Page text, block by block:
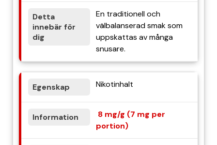
En traditionell och
välbalanserad smak som
uppskattas av många
snusare.
Nikotinhalt
8 mg/g (7 mg per
portion)